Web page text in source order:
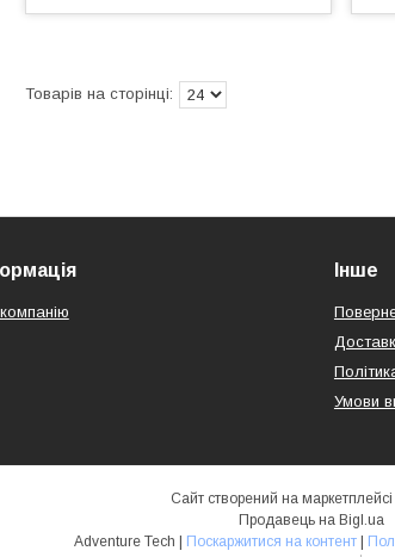
Інше
Умови
Сайт створений на маркетплейсі
Продавець на Bigl.ua
Adventure Tech | Поскаржитися на контент |